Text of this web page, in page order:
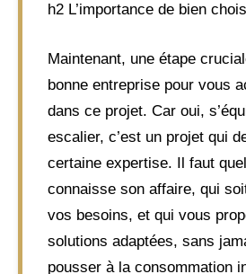
h2 L’importance de bien
Maintenant, une étape
bonne entreprise pour vous
dans ce projet. Car oui,
escalier, c’est un projet qui
certaine expertise. Il faut
connaisse son affaire, qui
vos besoins, et qui vous
solutions adaptées, sans
pousser à la consommation